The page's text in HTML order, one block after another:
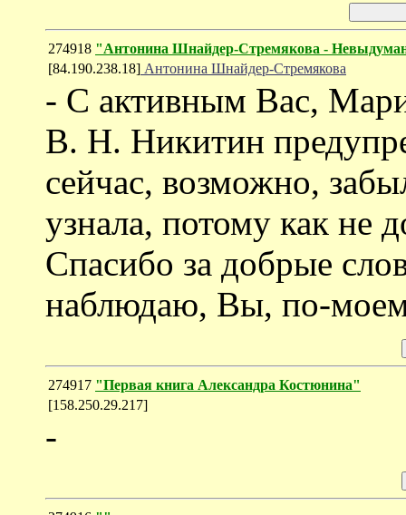
274918 "Антонина Шнайдер-Стремякова -
[84.190.238.18] Антонина Шнайдер-Стремякова
- С активным Вас,
В. Н. Никитин
сейчас, возможно,
узнала, потому как не
Спасибо за добрые
наблюдаю, Вы, по-
274917 "Первая книга Александра Костюнина"
[158.250.29.217]
-